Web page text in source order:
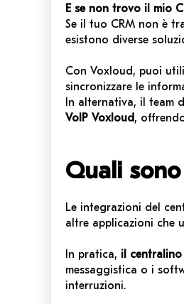
E se non trovo il mio
Se il tuo CRM non è
esistono diverse
Con Voxloud, puoi
sincronizzare le
In alternativa, il team
VoIP Voxloud,
Quali
Le integrazioni del
altre applicazioni che
In pratica, il centralino
messaggistica o i
interruzioni.